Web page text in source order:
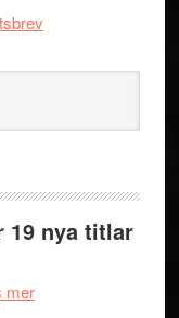
19 nya titlar
merom